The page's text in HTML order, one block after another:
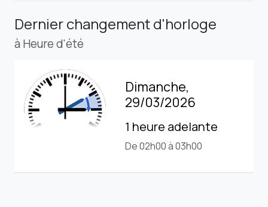
Dernier changement d'horloge
à Heure d'été
Dimanche,
29/03/2026
1 heure adelante
De 02h00 à 03h00